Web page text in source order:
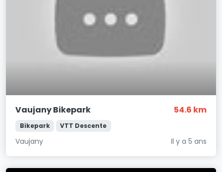
Vaujany Bikepark 54.6 km
Bikepark VTT Descente
Vaujany Il y a 5 ans